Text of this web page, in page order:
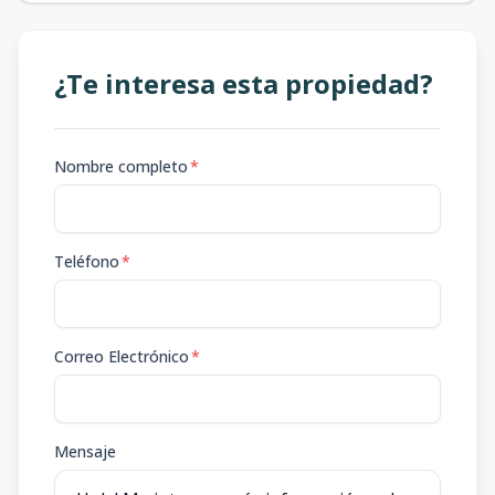
¿Te interesa esta propiedad?
Nombre completo*
Teléfono*
Correo Electrónico*
Mensaje